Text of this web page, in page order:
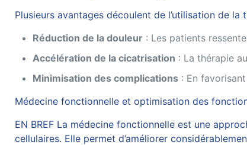
Plusieurs avantages découlent de l’utilisation de
Réduction de la douleur : Les patients
Accélération de la cicatrisation : La thérapie
Minimisation des complications : En
Médecine fonctionnelle et optimisation des
EN BREF La médecine fonctionnelle est une
cellulaires. Elle permet d’améliorer